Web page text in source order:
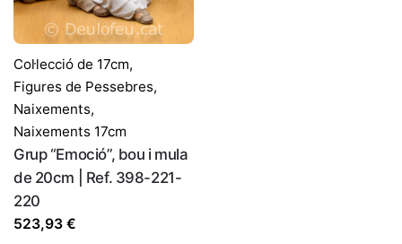
Col·lecció de 17cm,
Figures de Pessebres,
Naixements,
Naixements 17cm
Grup “Emoció”, bou i mula
de 20cm | Ref. 398-221-
220
523,93 €